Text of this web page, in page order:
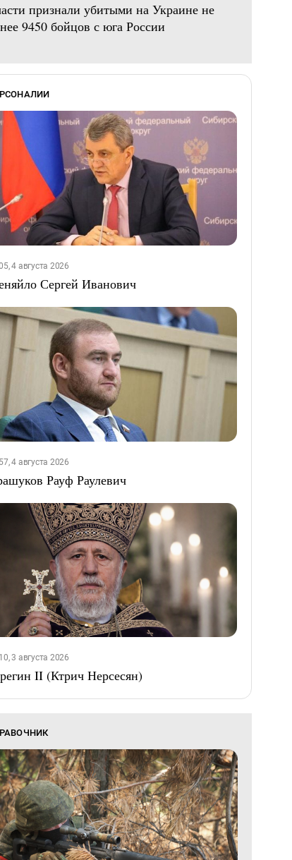
признали убитыми на Украине не
9450 бойцов с юга России
4 августа 2026
Сергей Иванович
4 августа 2026
Рауф Раулевич
3 августа 2026
II (Ктрич Нерсесян)